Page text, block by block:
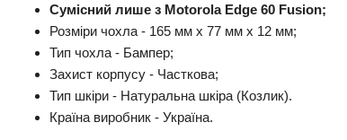
Сумісний лише з Motorola Edge 60 Fusion;
Розміри чохла - 165 мм x 77 мм x 12 мм;
Тип чохла - Бампер;
Захист корпусу - Часткова;
Тип шкіри - Натуральна шкіра (Козлик).
Країна виробник - Україна.